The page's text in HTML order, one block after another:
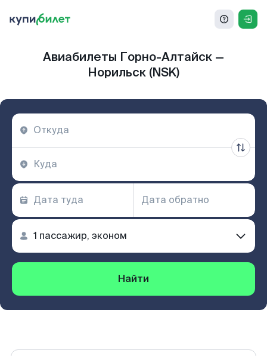
Авиабилеты Горно-Алтайск —
Норильск (NSK)
Найти